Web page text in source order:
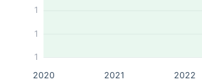
1
1
1
2020 2021 2022